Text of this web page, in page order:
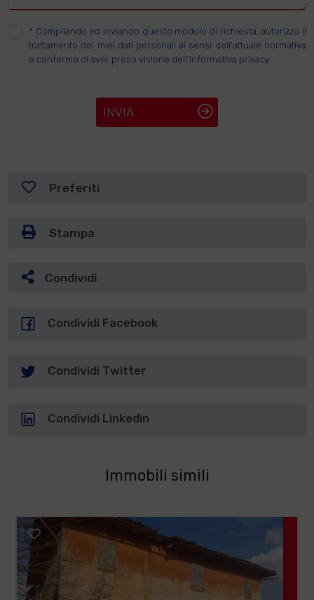
* Compilando ed inviando questo modulo di richiesta, autorizzo il
trattamento dei miei dati personali ai sensi dell'attuale normativa
e confermo di aver preso visione dell'informativa privacy.
INVIA
Preferiti
Stampa
Condividi
Condividi Facebook
Condividi Twitter
Condividi Linkedin
Immobili simili